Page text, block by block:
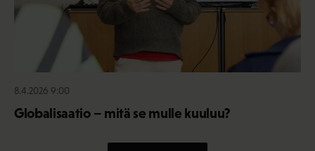
8.4.2026 9:00
Globalisaatio – mitä se mulle kuuluu?